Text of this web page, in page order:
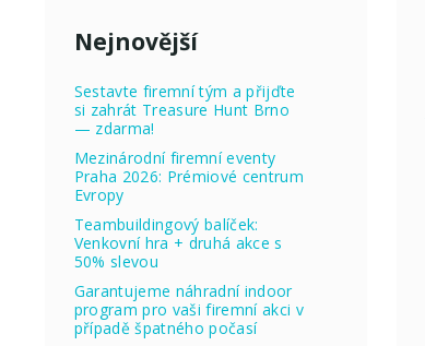
Nejnovější
Sestavte firemní tým a přijďte
si zahrát Treasure Hunt Brno
— zdarma!
Mezinárodní firemní eventy
Praha 2026: Prémiové centrum
Evropy
Teambuildingový balíček:
Venkovní hra + druhá akce s
50% slevou
Garantujeme náhradní indoor
program pro vaši firemní akci v
případě špatného počasí